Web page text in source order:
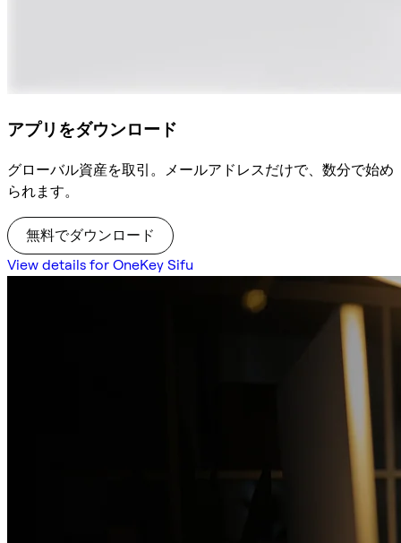
アプリをダウンロード
グローバル資産を取引。メールアドレスだけで、数分で始め
られます。
無料でダウンロード
View details for OneKey Sifu